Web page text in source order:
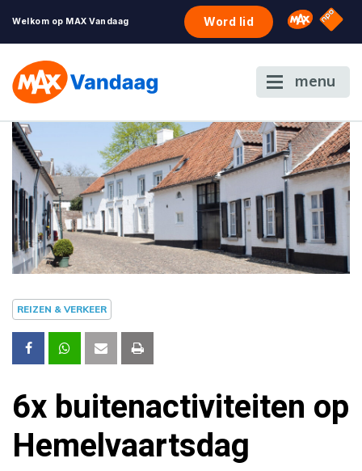
Welkom op MAX Vandaag Word lid Omroep
NPO
menu
REIZEN & VERKEER
6x buitenactiviteiten op
Hemelvaartsdag